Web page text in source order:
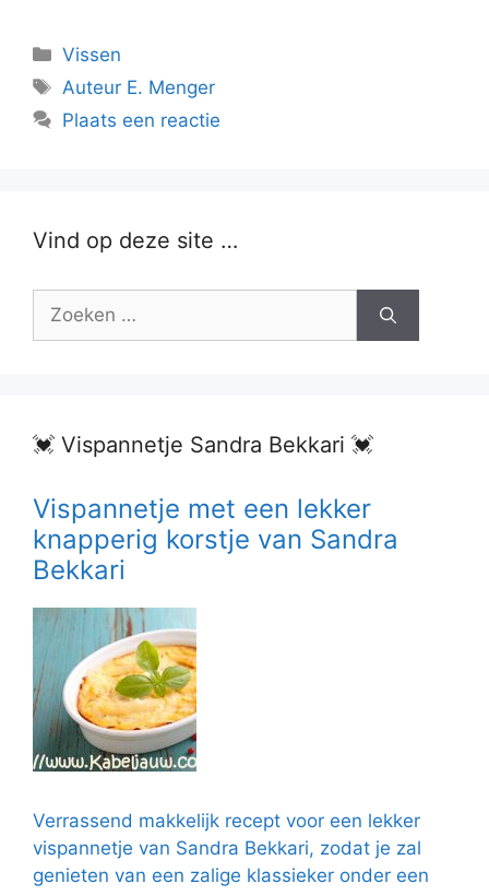
Categorieën
Vissen
Tags
Auteur E. Menger
Plaats een reactie
Vind op deze site …
Zoek
💓 Vispannetje Sandra Bekkari 💓
Vispannetje met een lekker
knapperig korstje van Sandra
Bekkari
Verrassend makkelijk recept voor een lekker
vispannetje van Sandra Bekkari, zodat je zal
genieten van een zalige klassieker onder een